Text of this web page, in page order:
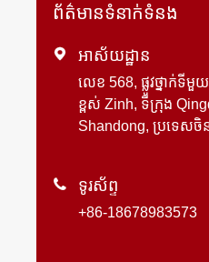
ព័ត៌មានទំនាក់ទំនង
 អាស័យដ្ឋាន
លេខ 568, ផ្លូវថ្នាក់ទី
ខ្ពស់ Zinh, ទីក្រុង
Shandong, ប្រទេសចិ
 ទូរស័ព្ទ
+86-18678983573